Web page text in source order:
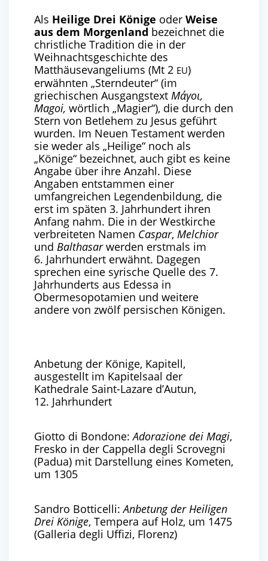
Als Heilige Drei Könige oder Weise
aus dem Morgenland bezeichnet die
christliche Tradition die in der
Weihnachtsgeschichte des
Matthäusevangeliums (Mt 2 EU)
erwähnten „Sterndeuter“ (im
griechischen Ausgangstext Μάγοι,
Magoi, wörtlich „Magier“), die durch den
Stern von Betlehem zu Jesus geführt
wurden. Im Neuen Testament werden
sie weder als „Heilige“ noch als
„Könige“ bezeichnet, auch gibt es keine
Angabe über ihre Anzahl. Diese
Angaben entstammen einer
umfangreichen Legendenbildung, die
erst im späten 3. Jahrhundert ihren
Anfang nahm. Die in der Westkirche
verbreiteten Namen Caspar, Melchior
und Balthasarwerden erstmals im
6. Jahrhundert erwähnt. Dagegen
sprechen eine syrische Quelle des 7.
Jahrhunderts aus Edessa in
Obermesopotamien und weitere
andere von zwölf persischen Königen.
Anbetung der Könige, Kapitell,
ausgestellt im Kapitelsaal der
Kathedrale Saint-Lazare d’Autun,
12. Jahrhundert
Giotto di Bondone:Adorazione dei Magi,
Fresko in der Cappella degli Scrovegni
(Padua) mit Darstellung eines Kometen,
um 1305
Sandro Botticelli:Anbetung der Heiligen
Drei Könige, Tempera auf Holz, um 1475
(Galleria degli Uffizi, Florenz)